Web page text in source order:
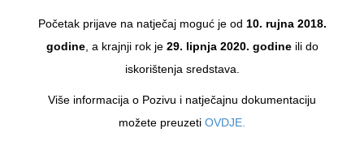
Početak prijave na natječaj moguć je od 10. rujna 2018.
godine, a krajnji rok je 29. lipnja 2020. godineili do
iskorištenja sredstava.
Više informacija o Pozivu i natječajnu dokumentaciju
možete preuzeti OVDJE.